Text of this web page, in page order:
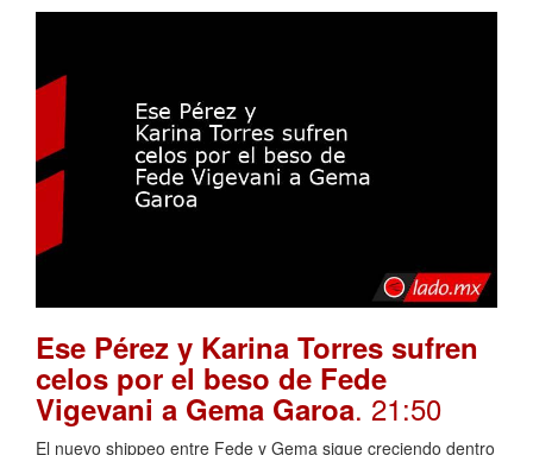
Ese Pérez y Karina Torres sufren
celos por el beso de Fede
Vigevani a Gema Garoa. 21:50
El nuevo shippeo entre Fede y Gema sigue creciendo dentro